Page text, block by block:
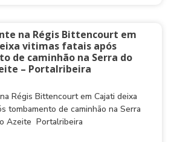
na Régis Bittencourt em
vitimas fatais após
de caminhão na Serra do
– Portalribeira
Régis Bittencourt em Cajati deixa
tombamento de caminhão na Serra
Azeite Portalribeira